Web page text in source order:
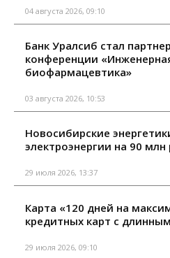
04 августа 2026, 09:10
Банк Уралсиб стал
конференции
биофармацевтика»
03 августа 2026, 10:53
Новосибирские
электроэнергии на 90 млн
29 июля 2026, 13:37
Карта «120 дней на
кредитных карт с
29 июля 2026, 09:10